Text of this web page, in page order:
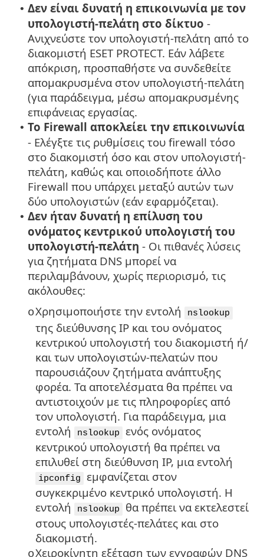
• Δεν είναι δυνατή η επικοινωνία με τον
υπολογιστή-πελάτη στο δίκτυο -
Ανιχνεύστε τον υπολογιστή-πελάτη από το
διακομιστή ESET PROTECT. Εάν λάβετε
απόκριση, προσπαθήστε να συνδεθείτε
απομακρυσμένα στον υπολογιστή-πελάτη
(για παράδειγμα, μέσω απομακρυσμένης
επιφάνειας εργασίας.
• Το Firewall αποκλείει την επικοινωνία
- Ελέγξτε τις ρυθμίσεις του firewall τόσο
στο διακομιστή όσο και στον υπολογιστή-
πελάτη, καθώς και οποιοδήποτε άλλο
Firewall που υπάρχει μεταξύ αυτών των
δύο υπολογιστών (εάν εφαρμόζεται).
• Δεν ήταν δυνατή η επίλυση του
ονόματος κεντρικού υπολογιστή του
υπολογιστή-πελάτη - Οι πιθανές λύσεις
για ζητήματα DNS μπορεί να
περιλαμβάνουν, χωρίς περιορισμό, τις
ακόλουθες:
oΧρησιμοποιήστε την εντολή nslookup
της διεύθυνσης IP και του ονόματος
κεντρικού υπολογιστή του διακομιστή ή/
και των υπολογιστών-πελατών που
παρουσιάζουν ζητήματα ανάπτυξης
φορέα. Τα αποτελέσματα θα πρέπει να
αντιστοιχούν με τις πληροφορίες από
τον υπολογιστή. Για παράδειγμα, μια
εντολή
nslookup
ενός ονόματος
κεντρικού υπολογιστή θα πρέπει να
επιλυθεί στη διεύθυνση IP, μια εντολή
ipconfig
εμφανίζεται στον
συγκεκριμένο κεντρικό υπολογιστή. Η
εντολή
nslookup
θα πρέπει να εκτελεστεί
στους υπολογιστές-πελάτες και στο
διακομιστή.
oΧειροκίνητη εξέταση των εγγραφών DNS